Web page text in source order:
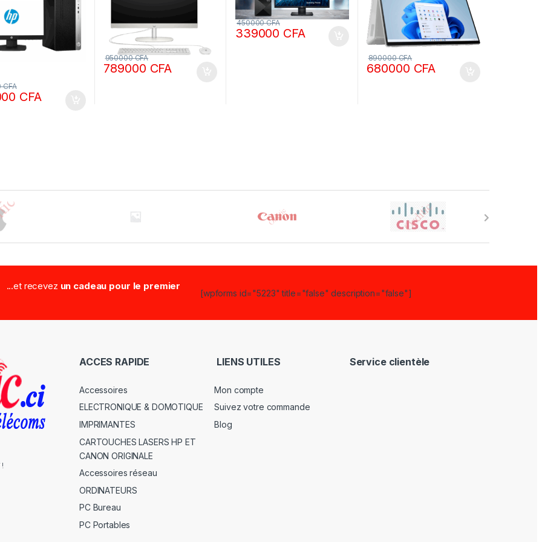
CFA
CFA
789000 CFA
950000CFA
339000 CFA
450000CFA
680000 CFA
890000CFA
...et recevez un cadeau pour le premier
[wpforms id="5223" title="false" description="false"]
ACCES RAPIDE
Accessoires
ELECTRONIQUE & DOMOTIQUE
IMPRIMANTES
CARTOUCHES LASERS HP ET
CANON ORIGINALE
Accessoires réseau
ORDINATEURS
PC Bureau
PC Portables
LIENS UTILES
Mon compte
Suivez votre commande
Blog
Service clientèle